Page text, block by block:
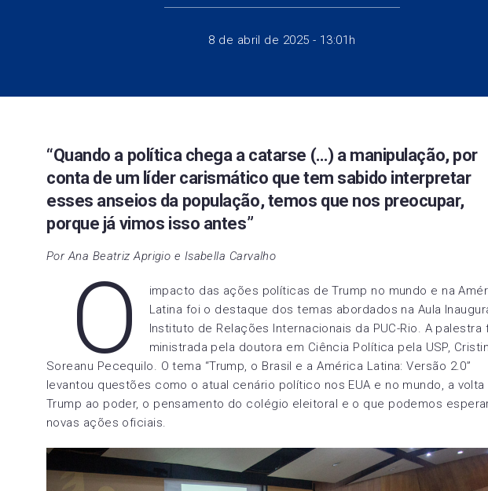
8 de abril de 2025 - 13:01h
“Quando a política chega a catarse (…) a manipulação, por
conta de um líder carismático que tem sabido interpretar
esses anseios da população, temos que nos preocupar,
porque já vimos isso antes”
Por Ana Beatriz Aprigio e Isabella Carvalho
O
impacto das ações políticas de Trump no mundo e na
Latina foi o destaque dos temas abordados na Aula
Instituto de Relações Internacionais da PUC-Rio. A palestra
ministrada pela doutora em Ciência Política pela USP,
Soreanu Pecequilo. O tema “Trump, o Brasil e a América Latina: Versão 2.0”
levantou questões como o atual cenário político nos EUA e no mundo, a volta
Trump ao poder, o pensamento do colégio eleitoral e o que podemos
novas ações oficiais.